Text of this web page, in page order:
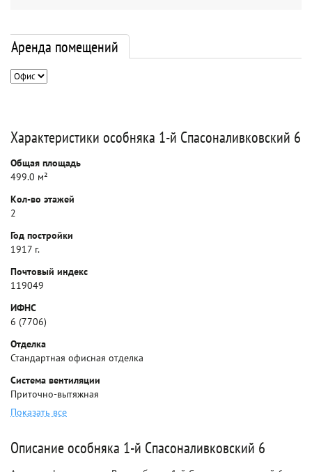
Аренда помещений
Характеристики особняка 1-й Спасоналивковский 6
Общая площадь
499.0 м²
Кол-во этажей
2
Год постройки
1917 г.
Почтовый индекс
119049
ИФНС
6 (7706)
Отделка
Стандартная офисная отделка
Система вентиляции
Приточно-вытяжная
Показать все
Описание особняка 1-й Спасоналивковский 6